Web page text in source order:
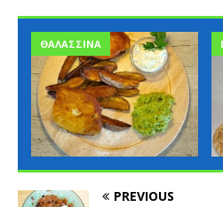
ΘΑΛΑΣΣΙΝΑ
PREVIOUS